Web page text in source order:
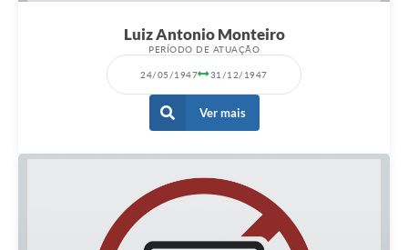
Luiz Antonio Monteiro
PERÍODO DE ATUAÇÃO
24/05/1947 31/12/1947
Ver mais